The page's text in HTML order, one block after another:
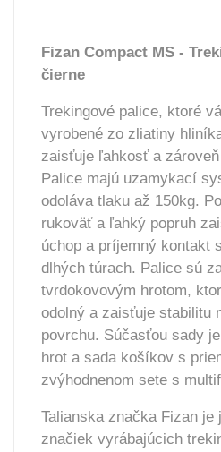
Fizan Compact MS -
čierne
Trekingové palice, ktoré
vyrobené zo zliatiny
zaisťuje ľahkosť a
Palice majú uzamykací
odoláva tlaku až 150kg.
rukoväť a ľahký popruh
úchop a príjemný kontakt
dlhých túrach. Palice sú
tvrdokovovým hrotom,
odolný a zaisťuje stabilitu
povrchu. Súčasťou sady
hrot a sada košíkov s
zvýhodnenom sete s
Talianska značka Fizan je
značiek vyrábajúcich